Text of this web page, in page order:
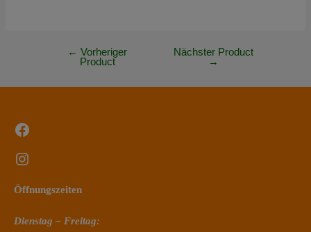
← Vorheriger
Product
Nächster Product
→
Facebook
Instagram
Öffnungszeiten
Dienstag – Freitag: